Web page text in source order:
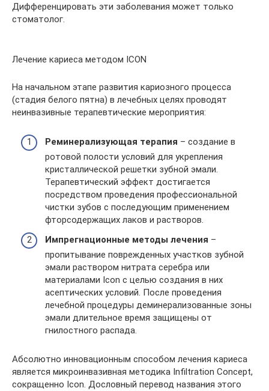
Дифференцировать эти заболевания может только
стоматолог.
Лечение кариеса методом ICON
На начальном этапе развития кариозного процесса
(стадия белого пятна) в лечебных целях проводят
неинвазивные терапевтические мероприятия:
Реминерализующая терапия – создание в
ротовой полости условий для укрепления
кристаллической решетки зубной эмали.
Терапевтический эффект достигается
посредством проведения профессиональной
чистки зубов с последующим применением
фторсодержащих лаков и растворов.
Импрегнационные методы лечения –
пропитывание поврежденных участков зубной
эмали раствором нитрата серебра или
материалами Icon с целью создания в них
асептических условий. После проведения
лечебной процедуры деминерализованные зоны
эмали длительное время защищены от
гнилостного распада.
Абсолютно инновационным способом лечения кариеса
является микроинвазивная методика Infiltration Concept,
сокращенно Icon. Дословный перевод названия этого